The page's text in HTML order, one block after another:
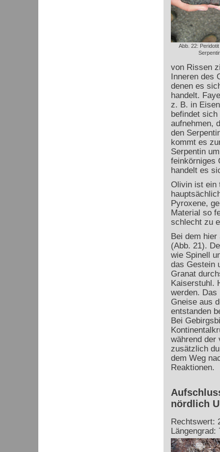
Abb. 22:
von Rissen
Inneren des
denen es
handelt.
z. B. in
befindet
aufnehmen,
den
kommt es
Serpentin
feinkörniges
handelt es
Olivin ist ein
Pyroxene,
Material so
schlecht zu
Bei dem
(Abb. 21).
wie Spinell
das Gestein
Granat
Kaiserstuhl.
werden. Das
Gneise aus
entstanden
Bei
während der
zusätzlich
dem Weg
Reaktionen.
nördlich
Rechtswert:
Längengrad: